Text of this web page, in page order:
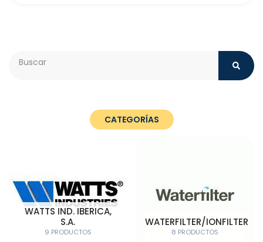
CATEGORÍAS
WATTS IND. IBERICA,
S.A.
9 PRODUCTOS
WATERFILTER/IONFILTER
8 PRODUCTOS